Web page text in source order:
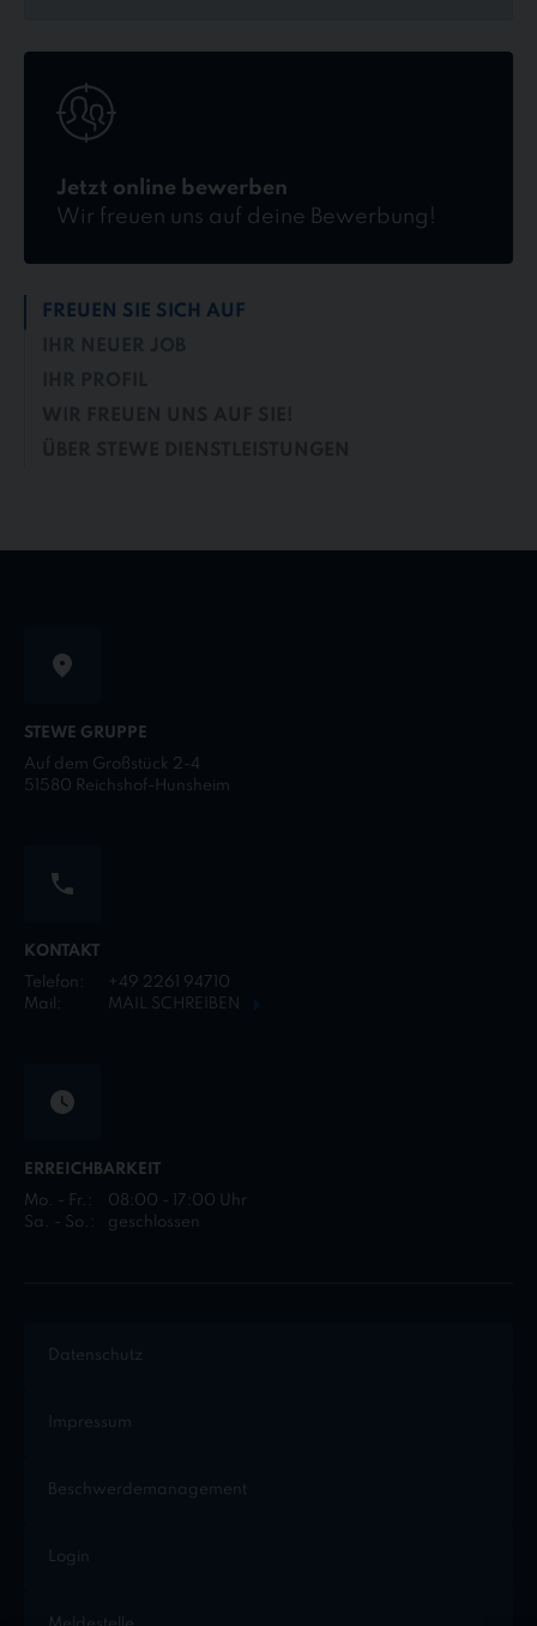
Jetzt online bewerben
Wir freuen uns auf deine Bewerbung!
online
bewerben
FREUEN SIE SICH AUF
STEWE GRUPPE
Auf dem Großstück 2-4
51580 Reichshof-Hunsheim
KONTAKT
Telefon:
+49 2261 94710
Mail:
MAIL SCHREIBEN
ERREICHBARKEIT
Mo. - Fr.:
08:00 - 17:00 Uhr
Sa. - So.:
geschlossen
Datenschutz
Impressum
Beschwerdemanagement
Login